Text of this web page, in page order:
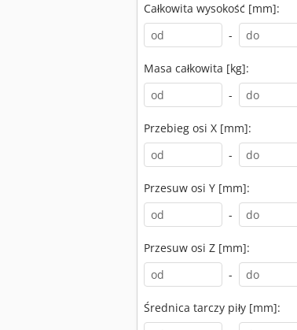
Całkowita wysokość [mm]:
-
Masa całkowita [kg]:
-
Przebieg osi X [mm]:
-
Przesuw osi Y [mm]:
-
Przesuw osi Z [mm]:
-
Średnica tarczy piły [mm]: